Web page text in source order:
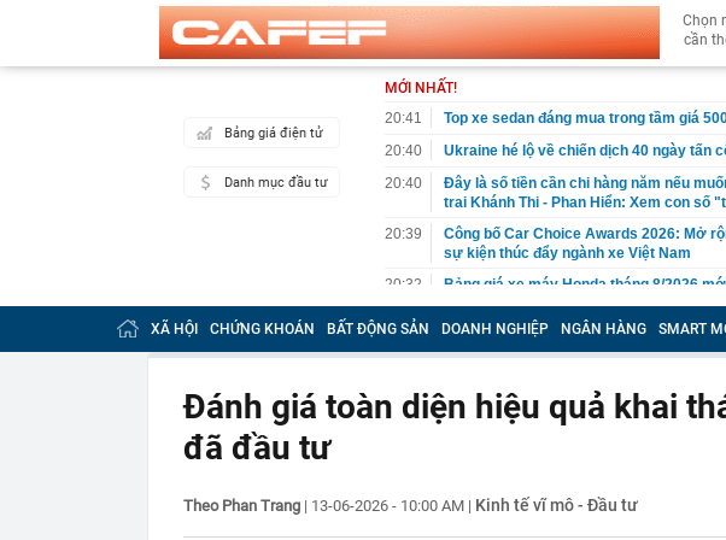
Chọn
cần
Bảng giá điện tử
Danh mục đầu tư
MỚI NHẤT!
20:41
Top xe sedan đáng mua trong tầm giá
20:40
Ukraine hé lộ về chiến dịch 40 ngày tấn
20:40
Đây là số tiền cần chi hàng năm nếu
trai Khánh Thi - Phan Hiển: Xem con số
20:39
Công bố Car Choice Awards 2026: Mở
sự kiện thúc đẩy ngành xe Việt Nam
20:32
Bảng giá xe máy Honda tháng 8/2026
20:31
Thi hành lệnh bắt tạm giam Nguyễn Minh
tỷ đồng
20:25
TikToker Nguyễn Dương Kiều Vy lĩnh án
20:15
Xem khách Tây đi cầu khỉ miền Tây, dân
XÃ HỘI CHỨNG KHOÁN BẤT ĐỘNG SẢN DOANH NGHIỆP NGÂN HÀNG SMART
Đánh giá toàn diện hiệu quả khai
đã đầu tư
Theo Phan Trang | 13-06-2026 - 10:00 AM | Kinh tế vĩ mô - Đầu tư